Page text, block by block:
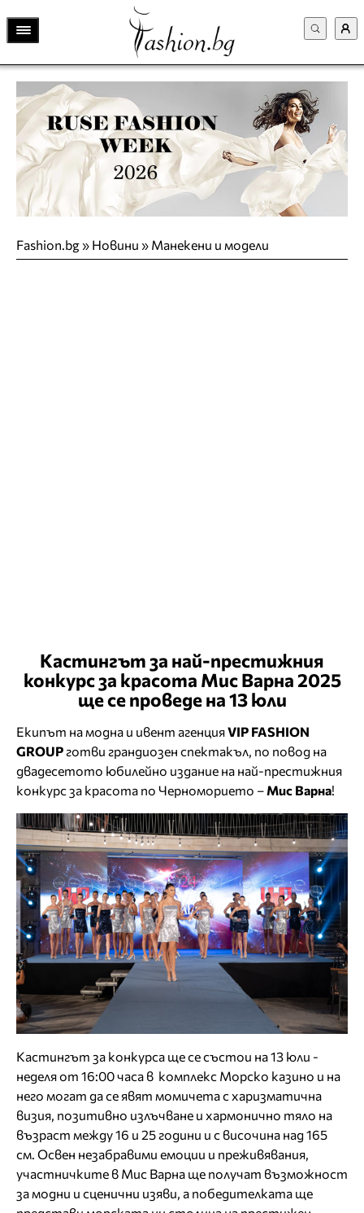
Fashion.bg» Новини » Манекени и модели
Кастингът за най-престижния
конкурс за красота Мис Варна 2025
ще се проведе на 13 юли
Екипът на модна и ивент агенцияVIP FASHION
GROUPготви грандиозен спектакъл, по повод на
двадесетото юбилейно издание на най-престижния
конкурс за красота по Черноморието – Мис Варна!
Кастингът за конкурса ще се състои на 13 юли -
неделя от 16:00 часа в комплекс Морско казино и на
него могат да се явят момичета с харизматична
визия, позитивно излъчване и хармонично тяло на
възраст между 16 и 25 години и с височина над 165
см. Освен незабравими емоции и преживявания,
участничките в Мис Варна ще получат възможност
за модни и сценични изяви, а победителката ще